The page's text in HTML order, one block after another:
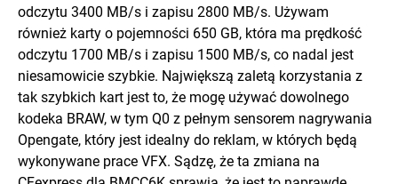
odczytu 3400 MB/s i zapisu 2800 MB/s. Używam
również karty o pojemności 650 GB, która ma prędkość
odczytu 1700 MB/s i zapisu 1500 MB/s, co nadal jest
niesamowicie szybkie. Największą zaletą korzystania z
tak szybkich kart jest to, że mogę używać dowolnego
kodeka BRAW, w tym Q0 z pełnym sensorem nagrywania
Opengate, który jest idealny do reklam, w których będą
wykonywane prace VFX. Sądzę, że ta zmiana na